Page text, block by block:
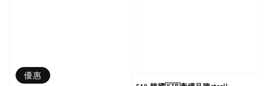
優惠